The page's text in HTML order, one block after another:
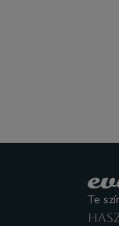
Te